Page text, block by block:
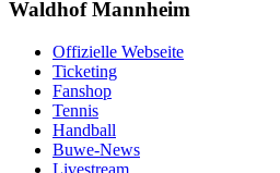
Waldhof Mannheim
Offizielle Webseite
Ticketing
Fanshop
Tennis
Handball
Buwe-News
Livestream